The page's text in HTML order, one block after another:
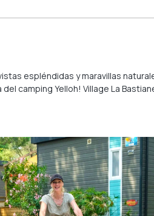
espléndidas y maravillas
camping Yelloh! Village La